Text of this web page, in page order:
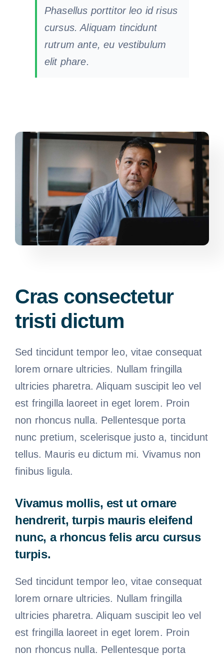
Phasellus porttitor leo id risus
cursus. Aliquam tincidunt
rutrum ante, eu vestibulum
elit phare.
Cras consectetur
tristi dictum
Sed tincidunt tempor leo, vitae consequat
lorem ornare ultricies. Nullam fringilla
ultricies pharetra. Aliquam suscipit leo vel
est fringilla laoreet in eget lorem. Proin
non rhoncus nulla. Pellentesque porta
nunc pretium, scelerisque justo a, tincidunt
tellus. Mauris eu dictum mi. Vivamus non
finibus ligula.
Vivamus mollis, est ut ornare
hendrerit, turpis mauris eleifend
nunc, a rhoncus felis arcu cursus
turpis.
Sed tincidunt tempor leo, vitae consequat
lorem ornare ultricies. Nullam fringilla
ultricies pharetra. Aliquam suscipit leo vel
est fringilla laoreet in eget lorem. Proin
non rhoncus nulla. Pellentesque porta